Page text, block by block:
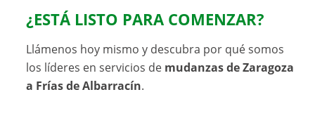
¿ESTÁ LISTO PARA COMENZAR?
Llámenos hoy mismo y descubra por qué somos
los líderes en servicios de mudanzas de Zaragoza
a Frías de Albarracín.